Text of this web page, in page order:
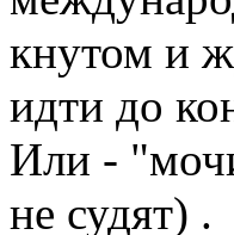
кнутом и
идти до
Или -
не судят) .